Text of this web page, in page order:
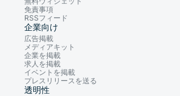
免責事項
RSSフィード
企業向け
広告掲載
メディアキット
企業を掲載
求人を掲載
イベントを掲載
プレスリリースを送る
透明性